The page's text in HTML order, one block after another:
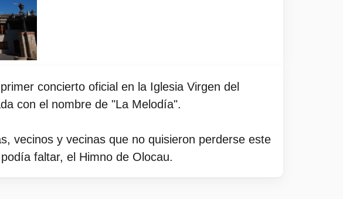
concierto oficial en la Iglesia Virgen del
con el nombre de "La Melodía".
vecinos y vecinas que no quisieron perderse este
faltar, el Himno de Olocau.